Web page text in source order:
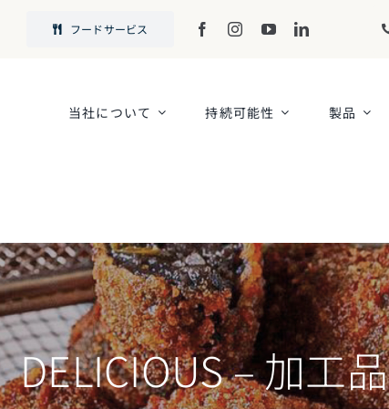
フードサービス
当社について 持続可能性 製品
DELICIOUS – 加工品